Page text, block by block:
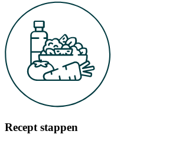
Recept stappen